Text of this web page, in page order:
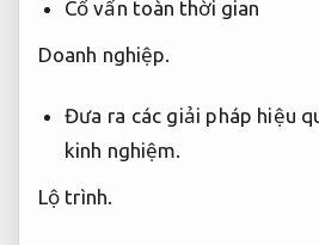
Cố vấn toàn thời gian
Doanh nghiệp.
Đưa ra các giải pháp hiệu
kinh nghiệm.
Lộ trình.